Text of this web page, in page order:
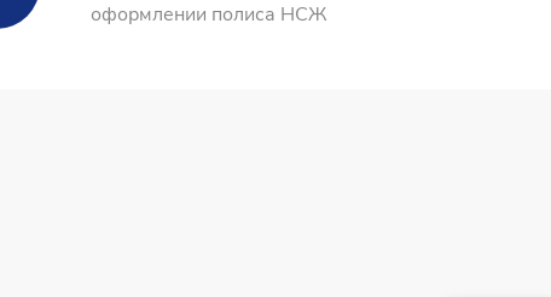
оформлении полиса НСЖ